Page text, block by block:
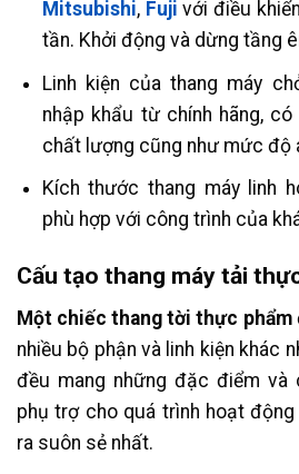
Mitsubishi, Fuji với điều
tần. Khởi động và dừng tầng
Linh kiện của thang máy
nhập khẩu từ chính hãng,
chất lượng cũng như mức độ
Kích thước thang máy linh
phù hợp với công trình của
Cấu tạo thang máy tải
Một chiếc thang tời thực phẩm
nhiều bộ phận và linh kiện khác
đều mang những đặc điểm và
phụ trợ cho quá trình hoạt
ra suôn sẻ nhất.